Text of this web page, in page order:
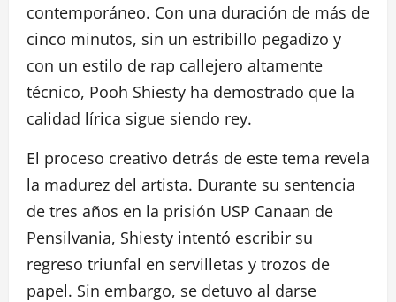
contemporáneo. Con una duración de más de
cinco minutos, sin un estribillo pegadizo y
con un estilo de rap callejero altamente
técnico, Pooh Shiesty ha demostrado que la
calidad lírica sigue siendo rey.
El proceso creativo detrás de este tema revela
la madurez del artista. Durante su sentencia
de tres años en la prisión USP Canaan de
Pensilvania, Shiesty intentó escribir su
regreso triunfal en servilletas y trozos de
papel. Sin embargo, se detuvo al darse